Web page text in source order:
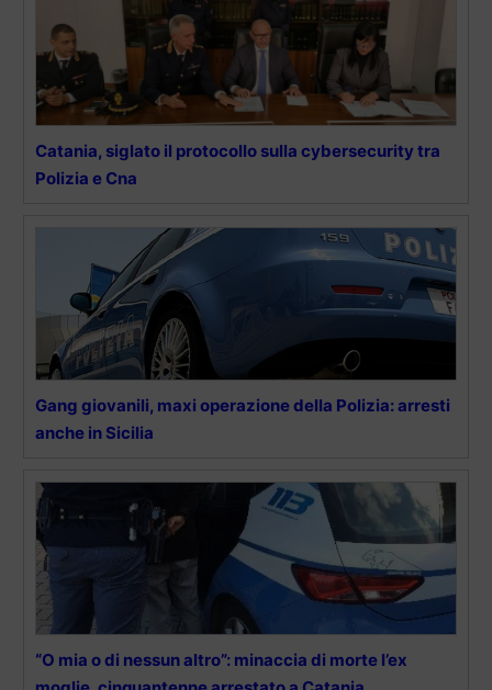
Catania, siglato il protocollo sulla cybersecurity tra
Polizia e Cna
Gang giovanili, maxi operazione della Polizia: arresti
anche in Sicilia
“O mia o di nessun altro”: minaccia di morte l’ex